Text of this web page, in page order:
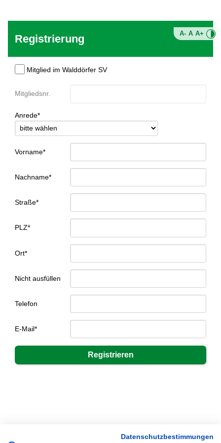
A- A A+
Registrierung
Mitglied im Walddörfer SV
Mitgliedsnr.
Anrede*
Vorname*
Nachname*
Straße*
PLZ*
Ort*
Nicht ausfüllen
Telefon
E-Mail*
Datenschutzbestimmungen